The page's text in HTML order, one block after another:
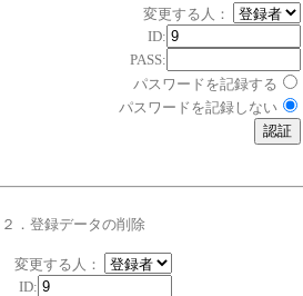
変更する人：
ID:
PASS:
パスワードを記録する
パスワードを記録しない
２．登録データの削除
変更する人：
ID: